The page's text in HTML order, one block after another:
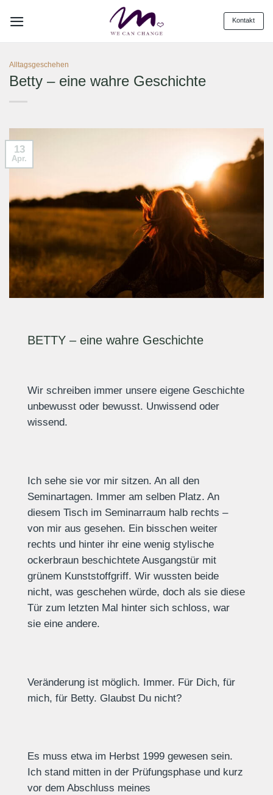
Inhalt
Kontakt
Alltagsgeschehen
Betty – eine wahre Geschichte
13
Apr.
BETTY – eine wahre Geschichte
Wir schreiben immer unsere eigene Geschichte
unbewusst oder bewusst. Unwissend oder
wissend.
Ich sehe sie vor mir sitzen. An all den
Seminartagen. Immer am selben Platz. An
diesem Tisch im Seminarraum halb rechts –
von mir aus gesehen. Ein bisschen weiter
rechts und hinter ihr eine wenig stylische
ockerbraun beschichtete Ausgangstür mit
grünem Kunststoffgriff. Wir wussten beide
nicht, was geschehen würde, doch als sie diese
Tür zum letzten Mal hinter sich schloss, war
sie eine andere.
Veränderung ist möglich. Immer. Für Dich, für
mich, für Betty. Glaubst Du nicht?
Es muss etwa im Herbst 1999 gewesen sein.
Ich stand mitten in der Prüfungsphase und kurz
vor dem Abschluss meines